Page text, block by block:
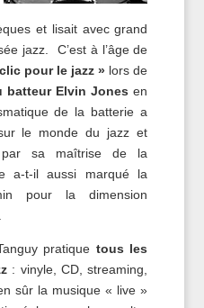
et lisait avec grand
jazz. C’est à l’âge de
pour le jazz » lors de
batteur Elvin Jones en
de la batterie a
le monde du jazz et
sa maîtrise de la
a-t-il aussi marqué la
pour la dimension
pratique tous les
: vinyle, CD, streaming,
sûr la musique « live »